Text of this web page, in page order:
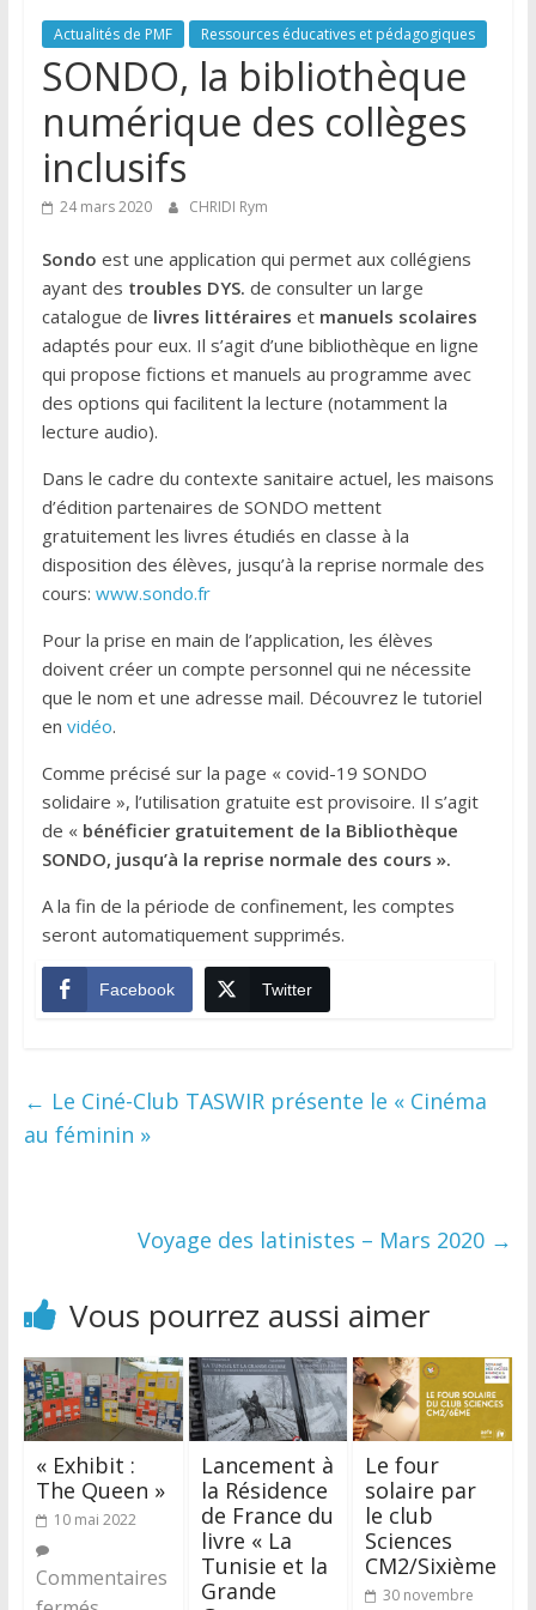
Actualités de PMF Ressources éducatives et pédagogiques
SONDO, la bibliothèque
numérique des collèges
inclusifs
24 mars 2020 CHRIDI Rym
Sondo est une application qui permet aux collégiens
ayant des troubles DYS. de consulter un large
catalogue de livres littéraires et manuels scolaires
adaptés pour eux. Il s’agit d’une bibliothèque en ligne
qui propose fictions et manuels au programme avec
des options qui facilitent la lecture (notamment la
lecture audio).
Dans le cadre du contexte sanitaire actuel, les maisons
d’édition partenaires de SONDO mettent
gratuitement les livres étudiés en classe à la
disposition des élèves, jusqu’à la reprise normale des
cours: www.sondo.fr
Pour la prise en main de l’application, les élèves
doivent créer un compte personnel qui ne nécessite
que le nom et une adresse mail. Découvrez le tutoriel
en vidéo.
Comme précisé sur la page « covid-19 SONDO
solidaire », l’utilisation gratuite est provisoire. Il s’agit
de « bénéficier gratuitement de la Bibliothèque
SONDO, jusqu’à la reprise normale des cours ».
A la fin de la période de confinement, les comptes
seront automatiquement supprimés.
Facebook Twitter
← Le Ciné-Club TASWIR présente le « Cinéma
au féminin »
Voyage des latinistes – Mars 2020 →
Vous pourrez aussi aimer
« Exhibit :
The Queen »
10 mai 2022
Commentaires
Lancement à
la Résidence
de France du
livre « La
Tunisie et la
Grande
Le four
solaire par
le club
Sciences
CM2/Sixième
30 novembre